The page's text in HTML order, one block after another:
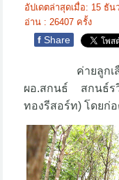
อัปเดตล่าสุดเมื่อ: 15 ธัน
อ่าน : 26407 ครั้ง
f Share
ค่ายลูกเสือไผ่
ผอ.สกนธ์ สกนธ์ร
ทองรีสอร์ท) โดยก่